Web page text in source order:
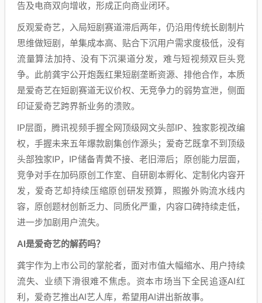
告及电商双向增收，形成正向商业闭环。
反观爱奇艺，入局短剧赛道滞后两年，仍沿用传统长剧制片
思维做短剧，单集成本高、贴合下沉用户需求度极低，没有
流量算法加持、没有下沉渠道分发，难与短视频双巨头竞
争。此前龚宇公开炮轰红果短剧垄断资源、排他合作，本质
是爱奇艺在短剧赛道无议价权、无竞争力的弱势宣泄，侧面
印证爱奇艺跨界新业务的溃败。
IP层面，腾讯视频手握全网顶级网文头部IP、独家影视改编
权，手握未来五年爆款剧集创作源头；爱奇艺既拿不到顶级
头部独家IP，IP储备青黄不接、老旧滞后；原创能力层面，
竞争对手在加码原创工作室、自研剧本孵化、定制化内容开
发，爱奇艺却持续压缩原创研发预算，照搬外购流水线内
容，原创题材创新乏力、同质化严重，内容口碑持续走低，
进一步加剧用户流失。
AI是爱奇艺的解药吗？
龚宇作为上市公司的掌舵者，面对市值大幅缩水、用户持续
流失、业绩下滑很难不焦虑。资本市场当下全民追逐AI红
利，爱奇艺推出AI艺人库，希望用AI讲出新故事。